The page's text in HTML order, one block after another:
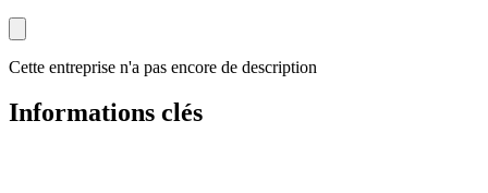
Cette entreprise n'a pas encore de description
Informations clés